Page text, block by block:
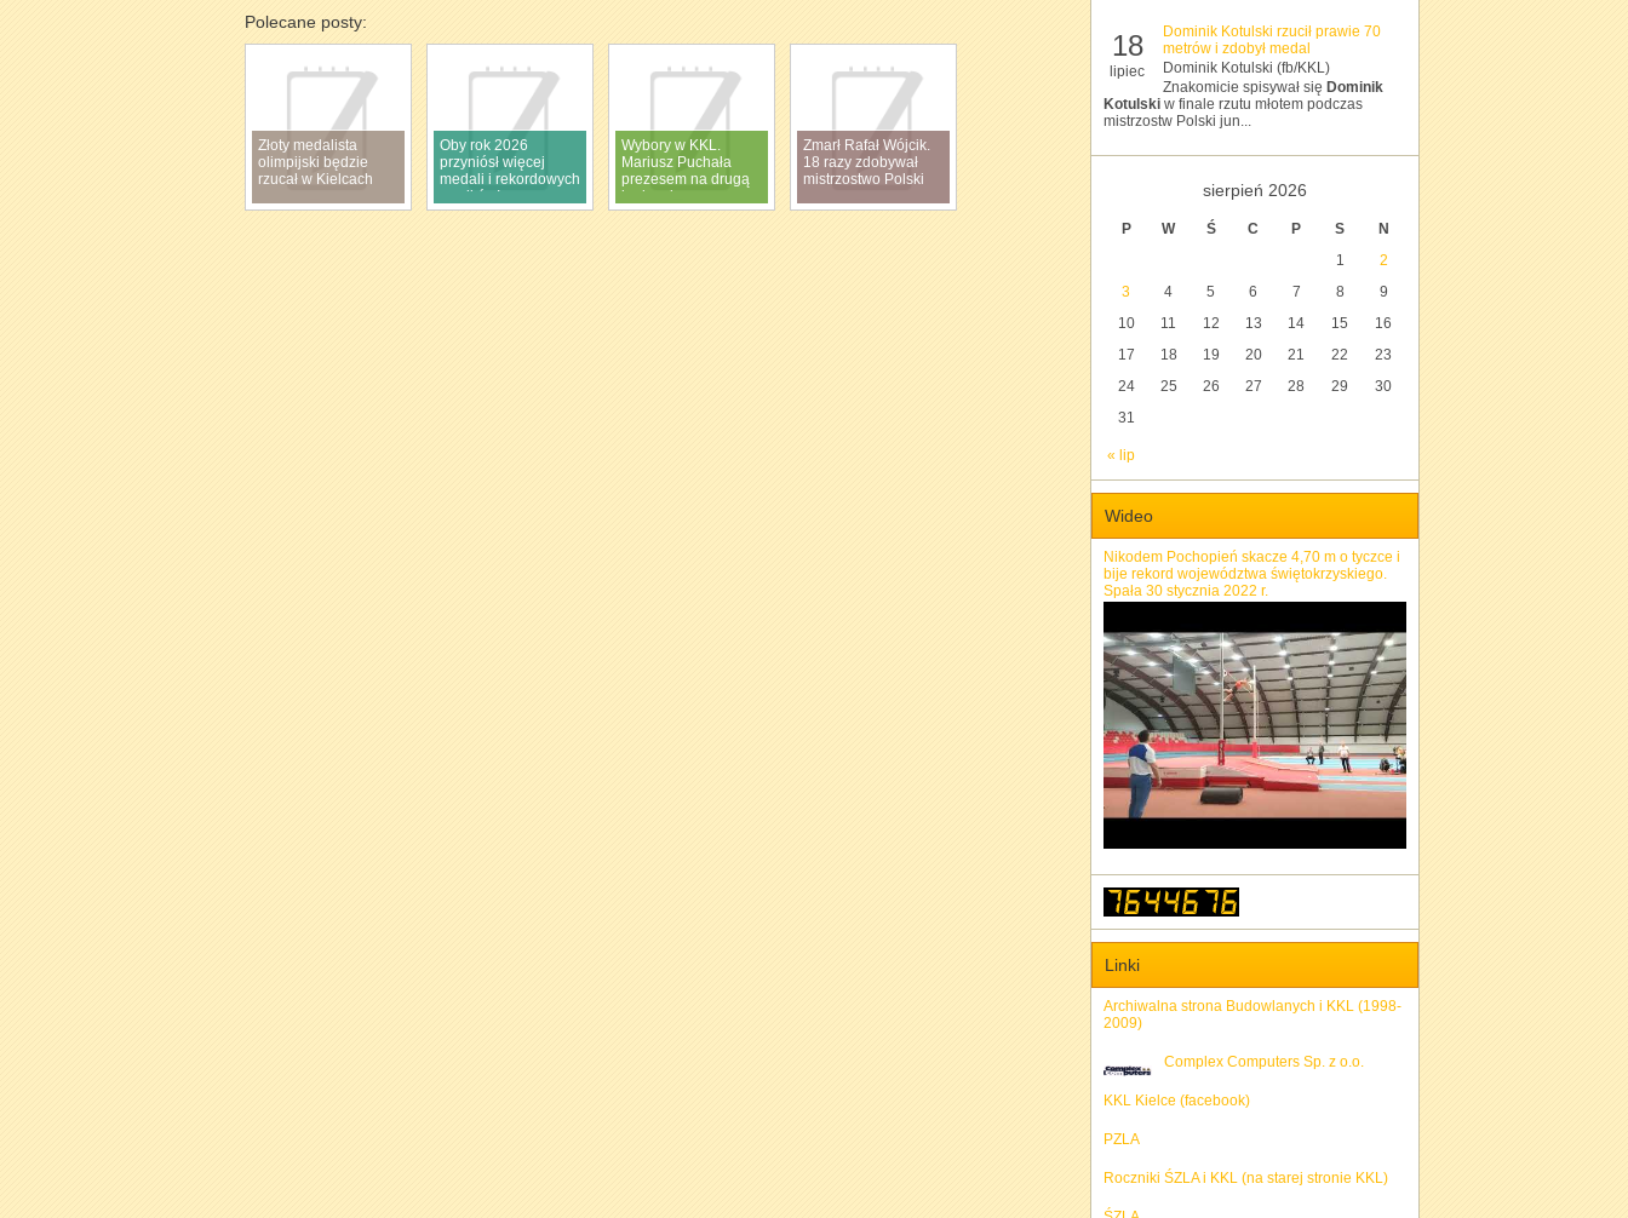
18
lipiec
Dominik Kotulski rzucił prawie 70
metrów i zdobył medal
Dominik Kotulski (fb/KKL)
Znakomicie spisywał się Dominik
Kotulski w finale rzutu młotem podczas
mistrzostw Polski jun...
sierpień 2026
P W Ś C P S N
« lip
1
2
3
4 5 6 7 8
9
10
11 12 13 14 15
16
17
18 19 20 21 22
23
24
25 26 27 28 29
30
31
Wideo
Nikodem Pochopień skacze 4,70 m o tyczce i
bije rekord województwa świętokrzyskiego.
Spała 30 stycznia 2022 r.
Linki
Archiwalna strona Budowlanych i KKL (1998-
2009)
Complex Computers Sp. z o.o.
KKL Kielce (facebook)
PZLA
Roczniki ŚZLA i KKL (na starej stronie KKL)
Polecane posty:
Złoty medalista
olimpijski będzie
rzucał w Kielcach
Oby rok 2026
przyniósł więcej
medali i rekordowych
wyników!
Wybory w KKL.
Mariusz Puchała
prezesem na drugą
kadencję
Zmarł Rafał Wójcik.
18 razy zdobywał
mistrzostwo Polski